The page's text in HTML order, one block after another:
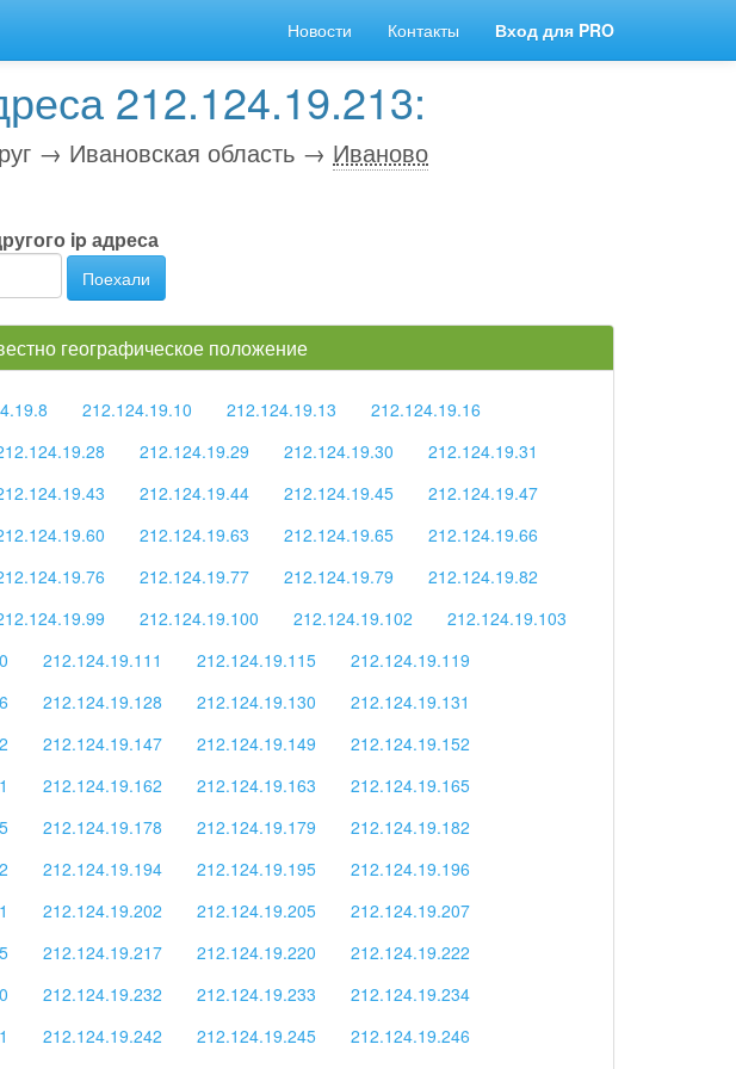
Новости Контакты Вход для PRO
212.124.19.213:
→ Ивановская область → Иваново
ip адреса
Поехали
географическое положение
212.124.19.10 212.124.19.13
212.124.19.16
212.124.19.29 212.124.19.30
212.124.19.31
212.124.19.44 212.124.19.45
212.124.19.47
212.124.19.63 212.124.19.65
212.124.19.66
212.124.19.77 212.124.19.79
212.124.19.82
212.124.19.100 212.124.19.102
212.124.19.103
212.124.19.111 212.124.19.115
212.124.19.119
212.124.19.128 212.124.19.130
212.124.19.131
212.124.19.147 212.124.19.149
212.124.19.152
212.124.19.162 212.124.19.163
212.124.19.165
212.124.19.178 212.124.19.179
212.124.19.182
212.124.19.194 212.124.19.195
212.124.19.196
212.124.19.202 212.124.19.205
212.124.19.207
212.124.19.217 212.124.19.220
212.124.19.222
212.124.19.232 212.124.19.233
212.124.19.234
212.124.19.242 212.124.19.245
212.124.19.246